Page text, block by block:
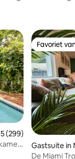
beoordeling
(299)
Favoriet
Favoriet
Gastsuite in
De Miami